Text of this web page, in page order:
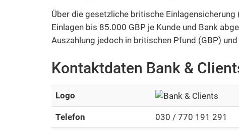
Über die gesetzliche britische
Einlagen bis 85.000 GBP je Kunde und Bank
Auszahlung jedoch in britischen Pfund (GBP)
Kontaktdaten Bank &
Logo
Telefon 030 / 770 191 291